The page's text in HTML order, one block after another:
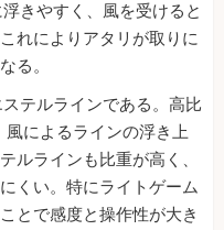
きやすく、風を受けると
れによりアタリが取りに
る。
テルラインである。高比
によるラインの浮き上
ルラインも比重が高く、
くい。特にライトゲーム
とで感度と操作性が大き